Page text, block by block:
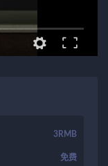
3RMB
免费